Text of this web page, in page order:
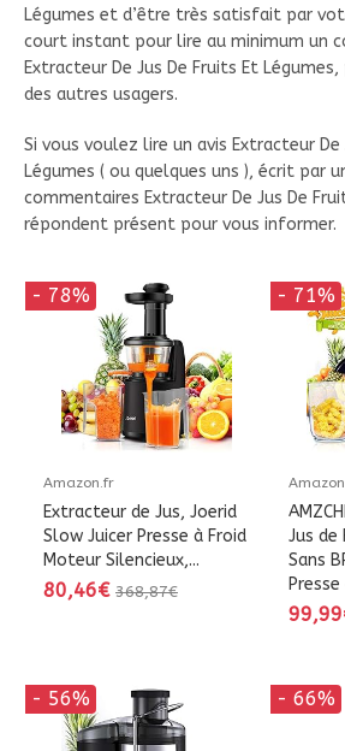
Légumes et d’être très satisfait par
court instant pour lire au minimum un
Extracteur De Jus De Fruits Et
des autres usagers.
Si vous voulez lire un avis Extracteur De
Légumes ( ou quelques uns ), écrit par
commentaires Extracteur De Jus De
répondent présent pour vous informer.
- 78%
Amazon.fr
Extracteur de Jus, Joerid
Slow Juicer Presse à Froid
Moteur Silencieux,...
80,46€ 368,87€
- 71%
Jus de
Sans
Presse
- 56% - 66%